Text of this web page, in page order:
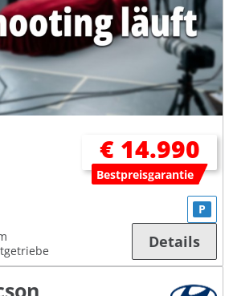
€ 14.990
Bestpreisgarantie
P
Details